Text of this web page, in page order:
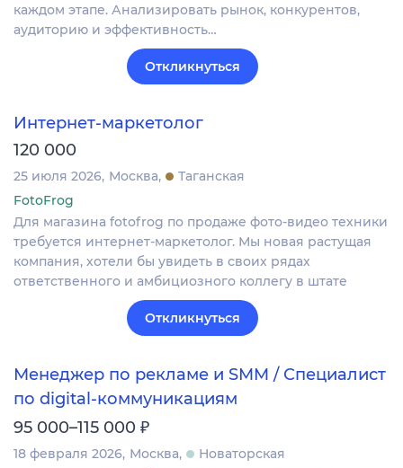
каждом этапе. Анализировать рынок, конкурентов,
аудиторию и эффективность…
Откликнуться
Интернет-маркетолог
120 000
25 июля 2026 Москва
Таганская
FotoFrog
Для магазина fotofrog по продаже фото-видео техники
требуется интернет-маркетолог. Мы новая растущая
компания, хотели бы увидеть в своих рядах
ответственного и амбициозного коллегу в штате
Откликнуться
Менеджер по рекламе и SMM / Специалист
по digital-коммуникациям
95 000–115 000 ₽
18 февраля 2026 Москва
Новаторская